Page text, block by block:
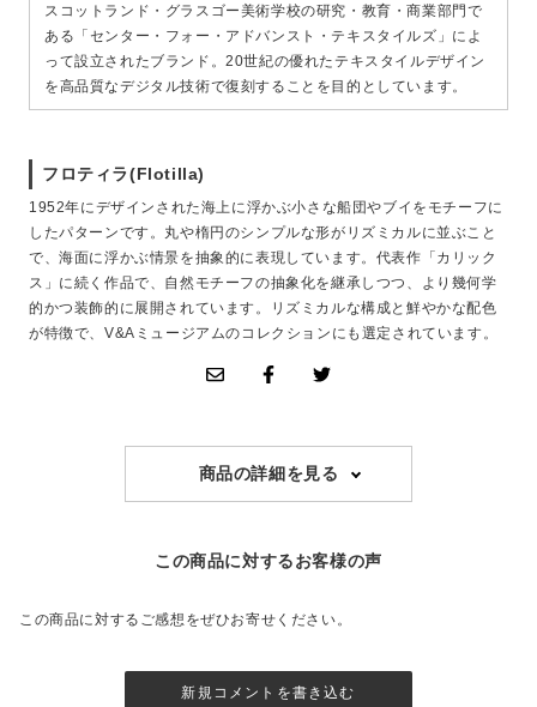
スコットランド・グラスゴー美術学校の研究・教育・商業部門で
ある「センター・フォー・アドバンスト・テキスタイルズ」によ
って設立されたブランド。20世紀の優れたテキスタイルデザイン
を高品質なデジタル技術で復刻することを目的としています。
フロティラ(Flotilla)
1952年にデザインされた海上に浮かぶ小さな船団やブイをモチーフに
したパターンです。丸や楕円のシンプルな形がリズミカルに並ぶこと
で、海面に浮かぶ情景を抽象的に表現しています。代表作「カリック
ス」に続く作品で、自然モチーフの抽象化を継承しつつ、より幾何学
的かつ装飾的に展開されています。リズミカルな構成と鮮やかな配色
が特徴で、V&Aミュージアムのコレクションにも選定されています。
商品の詳細を見る
この商品に対するお客様の声
この商品に対するご感想をぜひお寄せください。
新規コメントを書き込む